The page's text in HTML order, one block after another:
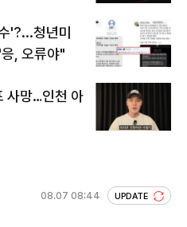
'?...청년미
, 오류야"
사망…인천 아
08.07 08:44 UPDATE